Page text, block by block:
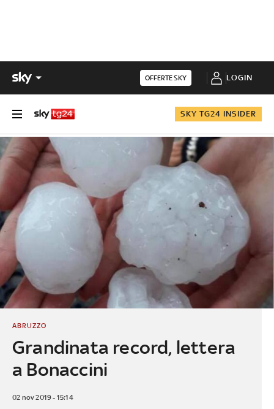
OFFERTE SKY LOGIN
SKY TG24 INSIDER
Grandinata record, lettera
a Bonaccini
ABRUZZO
02 nov 2019 - 15:14